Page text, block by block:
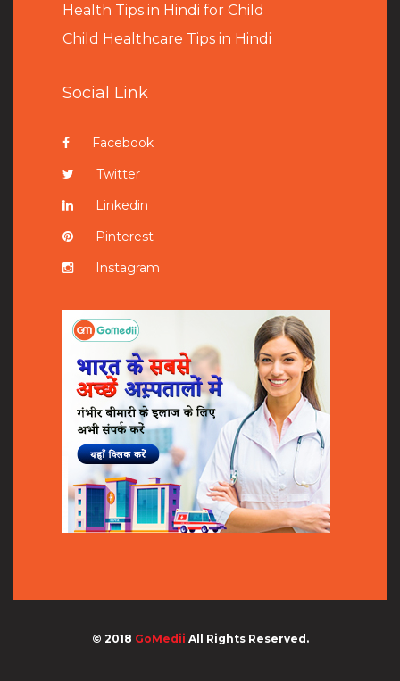
Health Tips in Hindi for Child
Child Healthcare Tips in Hindi
Social Link
Facebook
Twitter
Linkedin
Pinterest
Instagram
© 2018 GoMedii All Rights Reserved.